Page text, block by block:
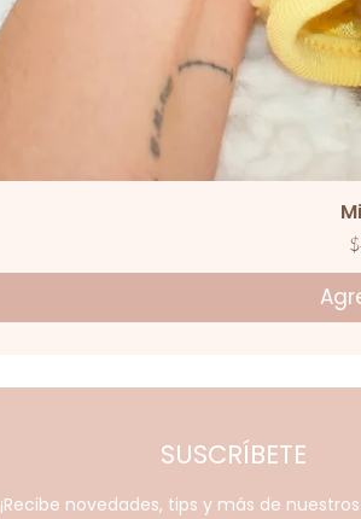
SUSCRÍBETE
¡Recibe novedades, tips y más de